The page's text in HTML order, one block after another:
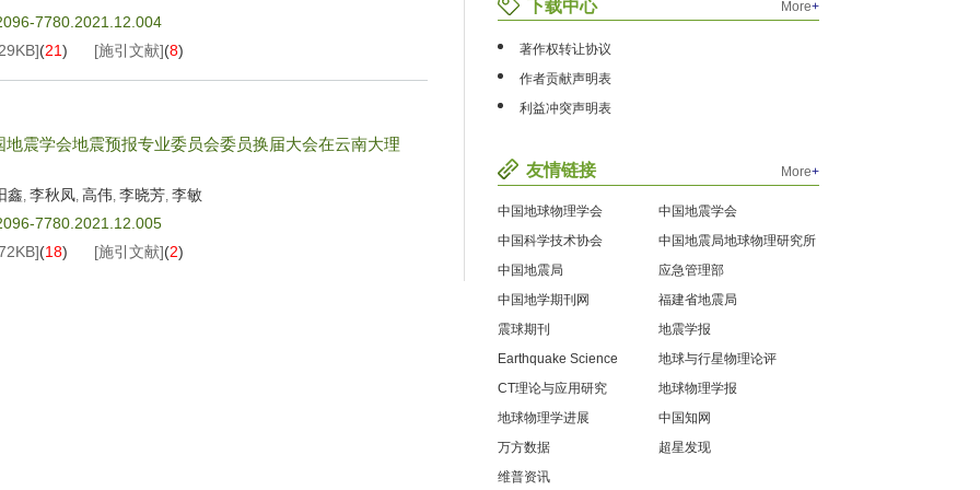
7780.2021.12.004
](21) [施引文献](8)
震学会地震预报专业委员会委员换届大会在云南大理
鑫, 李秋凤, 高伟, 李晓芳, 李敏
7780.2021.12.005
](18) [施引文献](2)
下载中心 More+
著作权转让协议
作者贡献声明表
利益冲突声明表
友情链接 More+
中国地球物理学会
中国地震学会
中国科学技术协会
中国地震局地球物理研究所
中国地震局
应急管理部
中国地学期刊网
福建省地震局
震球期刊
地震学报
Earthquake Science
地球与行星物理论评
CT理论与应用研究
地球物理学报
地球物理学进展
中国知网
万方数据
超星发现
维普资讯